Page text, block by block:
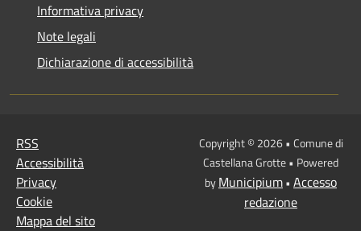
Informativa privacy
Note legali
Dichiarazione di accessibilità
RSS
Accessibilità
Privacy
Cookie
Mappa del sito
Copyright © 2026 • Comune di
Castellana Grotte • Powered
byMunicipium• Accesso
redazione